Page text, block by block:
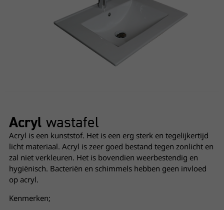
Acryl wastafel
Acryl is een kunststof. Het is een erg sterk en tegelijkertijd
licht materiaal. Acryl is zeer goed bestand tegen zonlicht en
zal niet verkleuren. Het is bovendien weerbestendig en
hygiënisch. Bacteriën en schimmels hebben geen invloed
op acryl.
Kenmerken;